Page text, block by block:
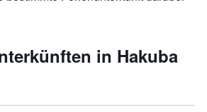
in Hakuba